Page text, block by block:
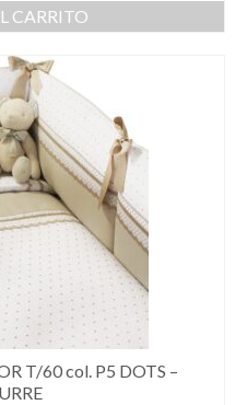
CARRITO
T/60 col. P5 DOTS –